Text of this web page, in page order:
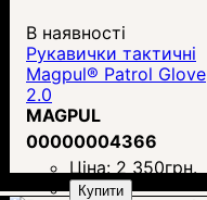
В наявності
Рукавички тактичні
Magpul® Patrol Glove
2.0
MAGPUL
00000004366
Ціна: 2 350грн.
Купити